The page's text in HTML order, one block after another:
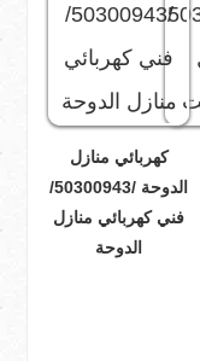
كهربائي منازل
الدوحة /50300943/
فني كهربائي منازل
الدوحة